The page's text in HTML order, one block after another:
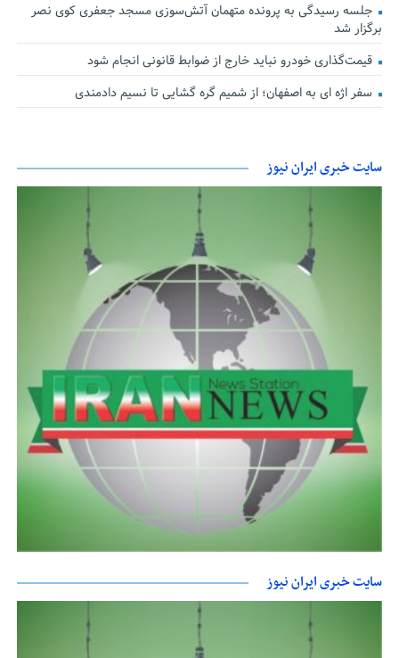
جلسه رسیدگی به پرونده متهمان آتش‌سوزی مسجد جعفری کوی نصر
برگزار شد
قیمت‌گذاری خودرو نباید خارج از ضوابط قانونی انجام شود
سفر اژه ای به اصفهان؛ از شمیم گره گشایی تا نسیم دادمندی
سایت خبری ایران نیوز
سایت خبری ایران نیوز